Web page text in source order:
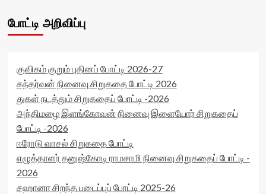
போட்டி அறிவிப்பு
குவிகம் குறும் புதினப் போட்டி 2026-27
கந்தர்வன் நினைவு சிறுகதை போட்டி 2026
துகள் நடத்தும் சிறுகதைப் போட்டி -2026
அந்திமழை இளங்கோவன் நினைவு இளையோர் சிறுகதைப்
போட்டி -2026
ஈரோடு வாசல் சிறுகதை போட்டி
எழுத்தாளர் தனுஷ்கோடி ராமசாமி நினைவு சிறுகதைப் போட்டி -
2026
சஹானா சிறந்த படைப்புப் போட்டி 2025-26